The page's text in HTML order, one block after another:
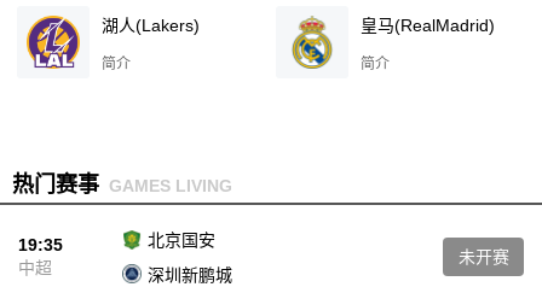
湖人(Lakers)
简介
皇马(RealMadrid)
简介
热门赛事 GAMES LIVING
19:35
中超
北京国安
深圳新鹏城
未开赛